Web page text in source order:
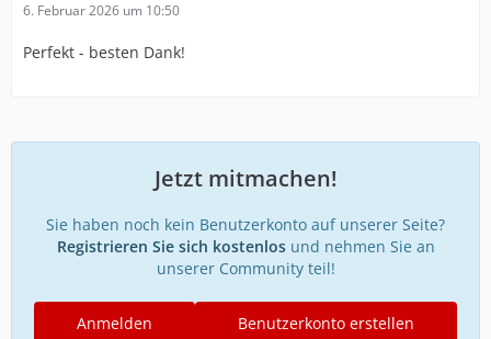
6. Februar 2026 um 10:50
Perfekt - besten Dank!
Jetzt mitmachen!
Sie haben noch kein Benutzerkonto auf unserer Seite?
Registrieren Sie sich kostenlosund nehmen Sie an
unserer Community teil!
Benutzerkonto erstellen
Anmelden